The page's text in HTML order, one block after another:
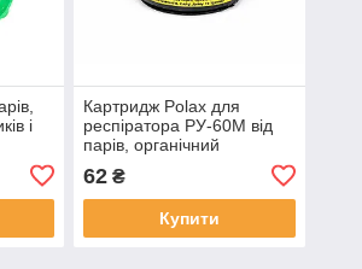
і
Картридж Polax для
респіратора РУ-60М від
парів, органічний
розчинників і диму (100-
179)
62₴
Купити